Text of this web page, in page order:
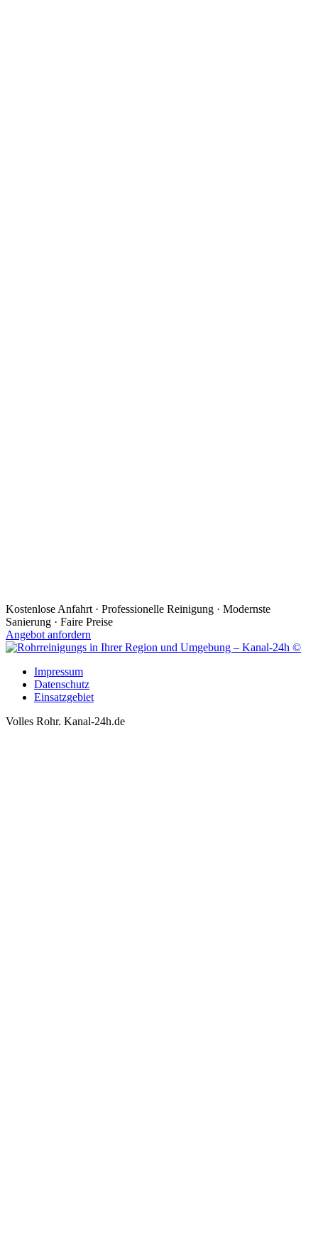
Kostenlose Anfahrt · Professionelle Reinigung · Modernste
Sanierung · Faire Preise
Angebot anfordern
Impressum
Datenschutz
Einsatzgebiet
Volles Rohr. Kanal-24h.de